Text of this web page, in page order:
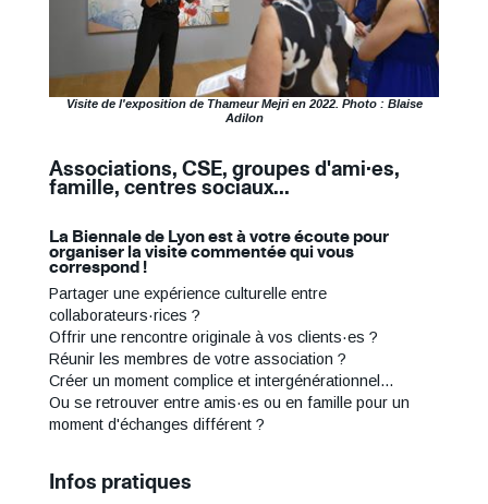
Visite de l'exposition de Thameur Mejri en 2022. Photo : Blaise
Adilon
Associations, CSE, groupes d'ami·es,
famille, centres sociaux...
La Biennale de Lyon est à votre écoute pour
organiser la visite commentée qui vous
correspond !
Partager une expérience culturelle entre
collaborateurs·rices ?
Offrir une rencontre originale à vos clients·es ?
Réunir les membres de votre association ?
Créer un moment complice et intergénérationnel...
Ou se retrouver entre amis·es ou en famille pour un
moment d'échanges différent ?
Infos pratiques